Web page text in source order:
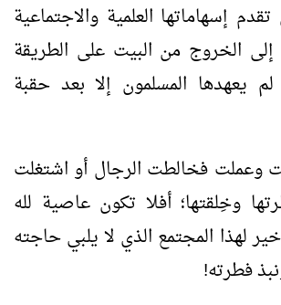
إسهاماتها العلمية والاجتماعية
الخروج من البيت على الطريقة
لم يعهدها المسلمون إلا بعد حقبة
وعملت فخالطت الرجال أو اشتغلت
وخِلقتها؛ أفلا تكون عاصية لله
لهذا المجتمع الذي لا يلبي حاجته
فطرته!